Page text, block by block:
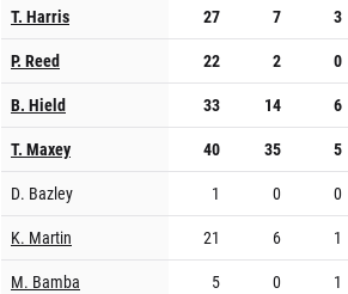
T. Harris
27 7 3
P. Reed
22 2 0
B. Hield
33 14 6
T. Maxey
40 35 5
D. Bazley
1 0 0
K. Martin
21 6 1
M. Bamba
5 0 1